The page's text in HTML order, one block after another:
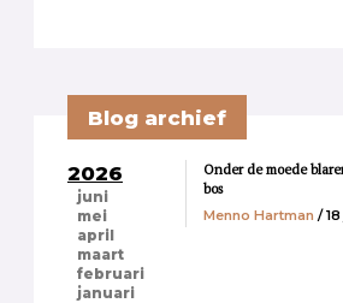
Blog archief
2026
juni
mei
april
maart
februari
januari
Onder de moede
bos
Menno Hartman /